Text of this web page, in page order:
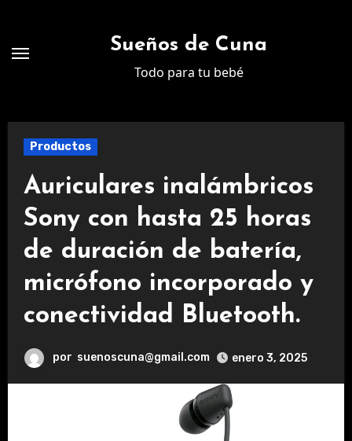
contenido
Sueños de Cuna
Todo para tu bebé
Productos
Auriculares inalámbricos
Sony con hasta 25 horas
de duración de batería,
micrófono incorporado y
conectividad Bluetooth.
por suenoscuna@gmail.com enero 3, 2025